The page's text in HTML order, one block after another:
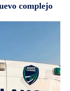
complejo